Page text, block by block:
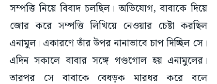
সম্পত্তি নিয়ে বিবাদ চলছিল। অভিযোগ, বাবাকে দিয়ে
জোর করে সম্পত্তি লিখিয়ে নেওয়ার চেষ্টা করছিল
এনামুল। একারণে তাঁর উপর নানাভাবে চাপ দিচ্ছিল সে।
এদিন সকালে বাবার সঙ্গে গণ্ডগোল হয় এনামুলের।
তারপর সে বাবাকে বেধড়ক মারধর করে বলে